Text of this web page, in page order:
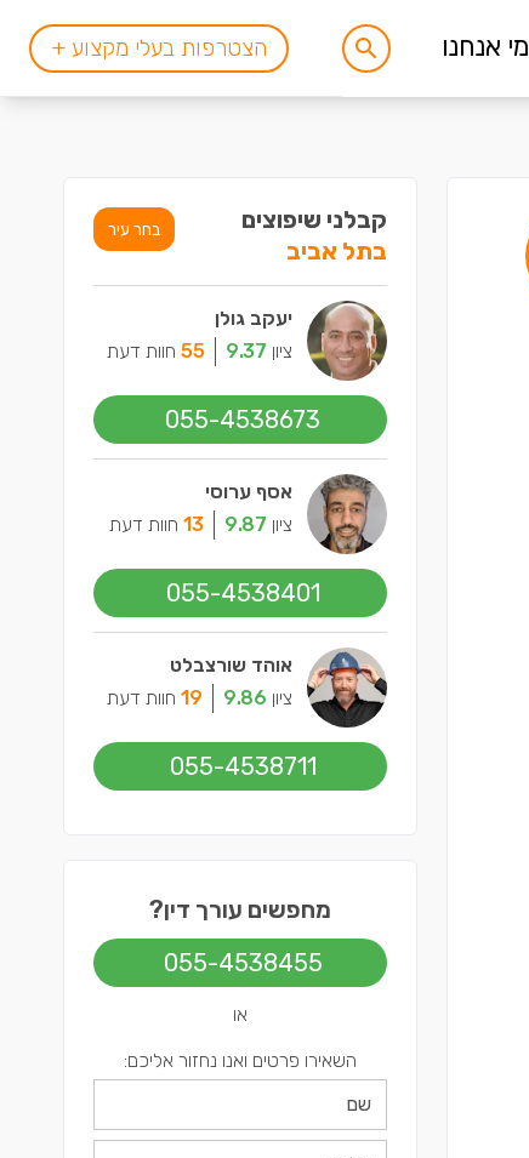
מי אנחנו הצטרפות בעלי מקצוע +
קבלני שיפוצים
בתל אביב
בחר עיר
יעקב גולן
ציון 9.37
55 חוות דעת
055-4538673
אסף ערוסי
ציון 9.87
13 חוות דעת
055-4538401
אוהד שורצבלט
ציון 9.86
19 חוות דעת
055-4538711
מחפשים עורך דין?
055-4538455
או
השאירו פרטים ואנו נחזור אליכם: